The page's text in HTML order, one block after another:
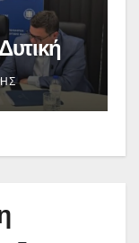
του
την